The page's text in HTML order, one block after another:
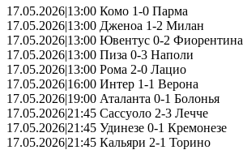
17.05.2026|13:00 Комо 1-0 Парма
17.05.2026|13:00 Дженоа 1-2 Милан
17.05.2026|13:00 Ювентус 0-2 Фиорентина
17.05.2026|13:00 Пиза 0-3 Наполи
17.05.2026|13:00 Рома 2-0 Лацио
17.05.2026|16:00 Интер 1-1 Верона
17.05.2026|19:00 Аталанта 0-1 Болонья
17.05.2026|21:45 Сассуоло 2-3 Лечче
17.05.2026|21:45 Удинезе 0-1 Кремонезе
17.05.2026|21:45 Кальяри 2-1 Торино